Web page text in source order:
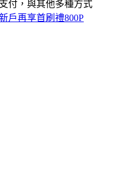
付，與其他多種方式
戶再享首刷禮800P